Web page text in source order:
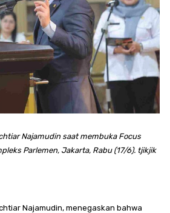
Najamudin saat membuka Focus
Parlemen, Jakarta, Rabu (17/6). tjikjik
Najamudin, menegaskan bahwa